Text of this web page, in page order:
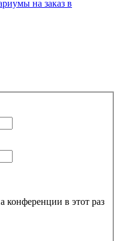
конференции в этот раз